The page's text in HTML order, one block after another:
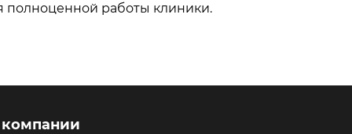
полноценной работы клиники.